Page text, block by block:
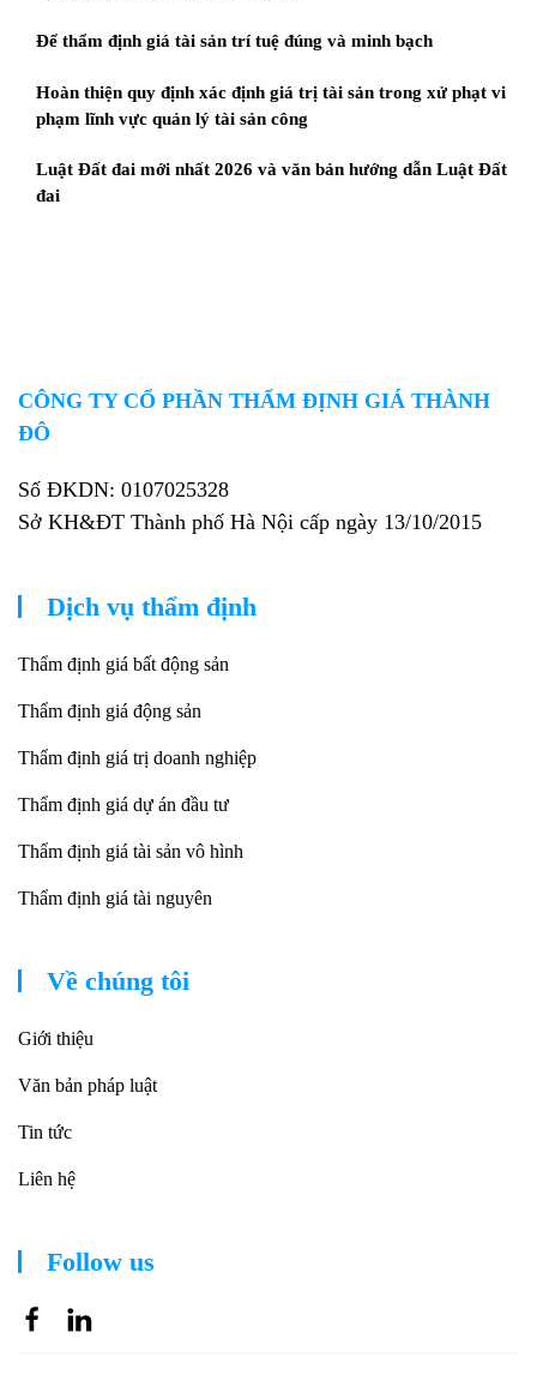
Để thẩm định giá tài sản trí tuệ đúng và minh bạch
Hoàn thiện quy định xác định giá trị tài sản trong xử phạt vi
phạm lĩnh vực quản lý tài sản công
Luật Đất đai mới nhất 2026 và văn bản hướng dẫn Luật Đất
đai
CÔNG TY CỔ PHẦN THẨM ĐỊNH GIÁ THÀNH
ĐÔ
Số ĐKDN: 0107025328
Sở KH&ĐT Thành phố Hà Nội cấp ngày 13/10/2015
Dịch vụ thẩm định
Thẩm định giá bất động sản
Thẩm định giá động sản
Thẩm định giá trị doanh nghiệp
Thẩm định giá dự án đầu tư
Thẩm định giá tài sản vô hình
Thẩm định giá tài nguyên
Về chúng tôi
Giới thiệu
Văn bản pháp luật
Tin tức
Liên hệ
Follow us